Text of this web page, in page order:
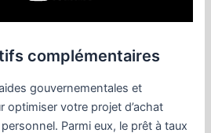
complémentaires
gouvernementales et
votre projet d’achat
Parmi eux, le prêt à taux